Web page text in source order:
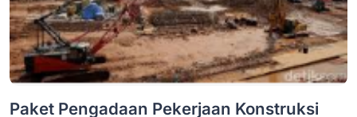
Paket Pengadaan Pekerjaan Konstruksi